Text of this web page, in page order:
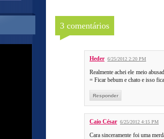
3 comentários
Heder 6/25/2012 2:20 PM
Realmente achei ele meio
= Ficar bebum e chato e isso
Responder
Caio César 6/25/2012 4:15 PM
Cara sinceramente foi uma